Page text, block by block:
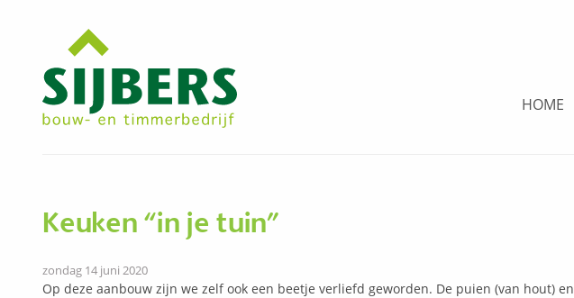
HOME
Keuken “in je tuin”
zondag 14 juni 2020
Op deze aanbouw zijn we zelf ook een beetje verliefd geworden. De puien (van hout) en